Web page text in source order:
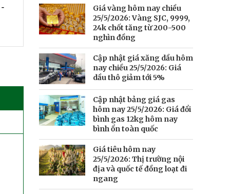
Giá vàng hôm nay chiều
25/5/2026: Vàng SJC, 9999,
24k chốt tăng từ 200-500
nghìn đồng
Cập nhật giá xăng dầu hôm
nay chiều 25/5/2026: Giá
dầu thô giảm tới 5%
Cập nhật bảng giá gas
hôm nay 25/5/2026: Giá đổi
bình gas 12kg hôm nay
bình ổn toàn quốc
Giá tiêu hôm nay
25/5/2026: Thị trường nội
địa và quốc tế đồng loạt đi
ngang